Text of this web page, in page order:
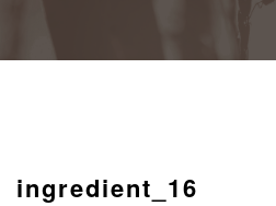
ingredient_16